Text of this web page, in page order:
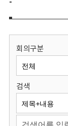
회의구분
검색